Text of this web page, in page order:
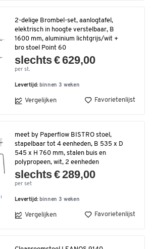
2-delige Brombel-set, aanlogtafel,
elektrisch in hoogte verstelbaar, B
1600 mm, aluminium lichtgrijs/wit +
bro stoel Point 60
slechts € 629,00
per st.
Levertijd: binnen 3 weken
Vergelijken Favorietenlijst
meet by Paperflow BISTRO stoel,
stapelbaar tot 4 eenheden, B 535 x D
545 x H 760 mm, stalen buis en
polypropeen, wit, 2 eenheden
slechts € 289,00
per set
Levertijd: binnen 3 weken
Vergelijken Favorietenlijst